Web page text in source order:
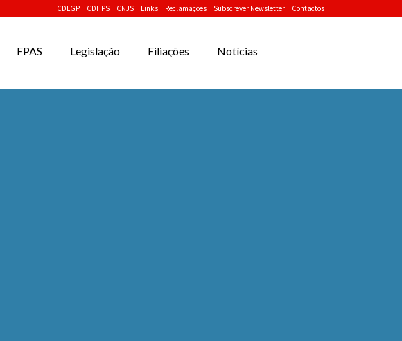
CDLGP CDHPS CNJS Links Reclamações Subscrever Newsletter Contactos
FPAS Legislação Filiações Notícias